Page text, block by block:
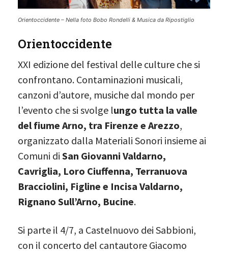
Orientoccidente – Nella foto Bobo Rondelli & Musica da Ripostiglio
Orientoccidente
XXI edizione del festival delle culture che si
confrontano. Contaminazioni musicali,
canzoni d’autore, musiche dal mondo per
l’evento che si svolge lungo tutta la valle
del fiume Arno, tra Firenze e Arezzo,
organizzato dalla Materiali Sonori insieme ai
Comuni di San Giovanni Valdarno,
Cavriglia, Loro Ciuffenna, Terranuova
Bracciolini, Figline e Incisa Valdarno,
Rignano Sull’Arno, Bucine.
Si parte il 4/7, a Castelnuovo dei Sabbioni,
con il concerto del cantautore Giacomo